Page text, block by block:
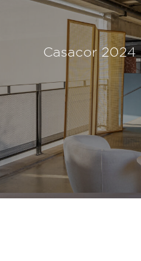
Casacor 2024